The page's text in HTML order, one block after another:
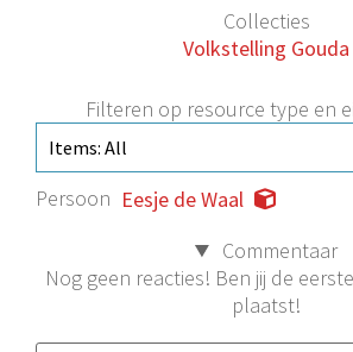
Collecties
Volkstelling
Filteren op resource type en
Persoon Eesje de Waal
Commentaar
Nog geen reacties! Ben jij de
plaatst!